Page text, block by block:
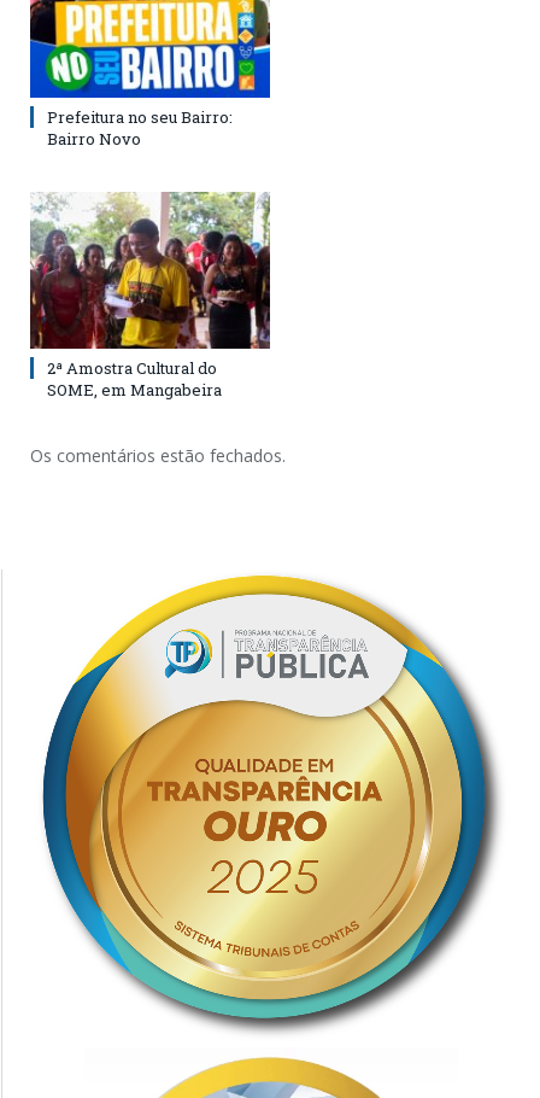
Prefeitura no seu Bairro:
Bairro Novo
2ª Amostra Cultural do
SOME, em Mangabeira
Os comentários estão fechados.